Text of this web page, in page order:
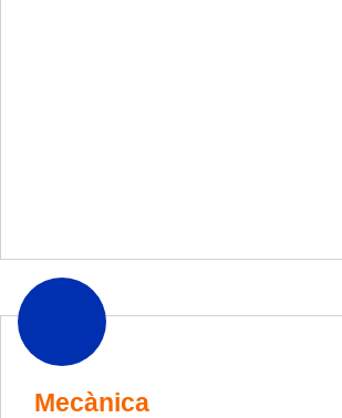
Mecànica